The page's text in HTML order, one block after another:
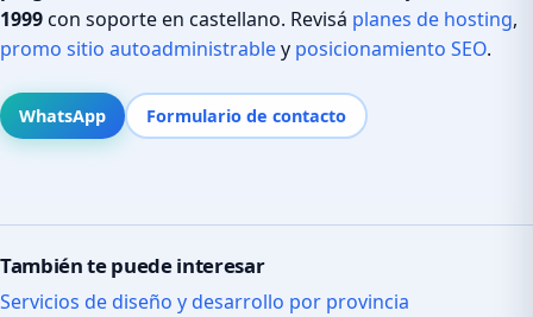
1999con soporte en castellano. Revisá planes de hosting,
promo sitio autoadministrabley posicionamiento SEO.
WhatsApp Formulario de contacto
También te puede interesar
Servicios de diseño y desarrollo por provincia